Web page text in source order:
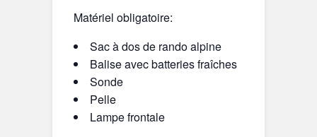
Matériel obligatoire:
Sac à dos de rando alpine
Balise avec batteries fraîches
Sonde
Pelle
Lampe frontale